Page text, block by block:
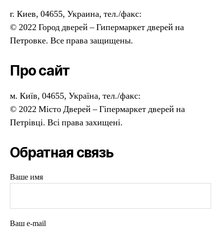
г. Киев, 04655, Украина, тел./факс:
© 2022 Город дверей – Гипермаркет дверей на
Петровке. Все права защищены.
Про сайт
м. Київ, 04655, Україна, тел./факс:
© 2022 Місто Дверей – Гіпермаркет дверей на
Петрівці. Всі права захищені.
Обратная связь
Ваше имя
Ваш e-mail